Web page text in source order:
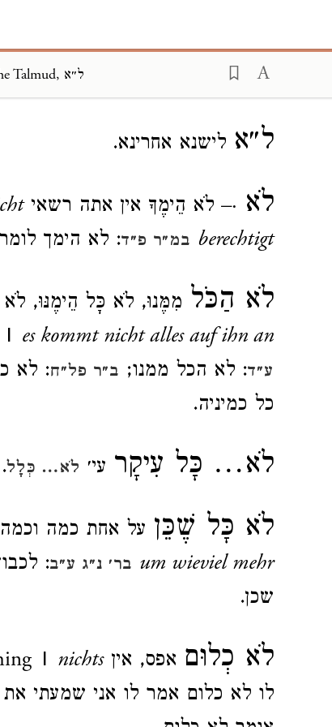
A Dictionary of the Talmud, ל״א
ל״א לישנא אחרינא.
לֹא ·– לֹא הֵימֶךָ אין אתה רשאי
berechtigt במ״ר פ״ד: לא הימך
לֹא הַכֹּל מִמֶּנוּ, לֹא כָּל הֵימֶנּוּ,
| es kommt nicht alles auf ihn an
ע״ד: לא הכל ממנו; ב״ר פל״ח: לא
כל כמיניה.
לֹא… כָּל עִיקָר עי׳ לֹא… כְּלָל.
לֹא כָּל שֶׁכֵּן על אחת כמה וכמה
um wieviel mehr בר׳ נ״ג ע״ב:
שכן.
לֹא כְלוּם אפס, אין | nichts
לו לא כלום אמר לו אני שמעתי